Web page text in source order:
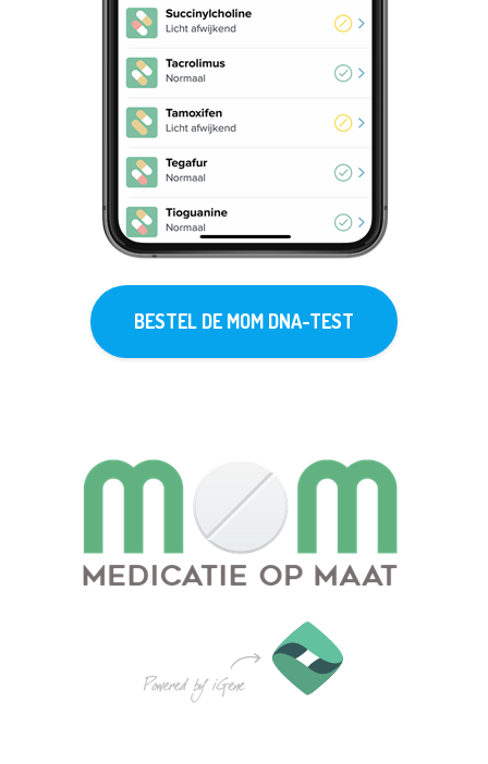
BESTEL DE MOM DNA-TEST